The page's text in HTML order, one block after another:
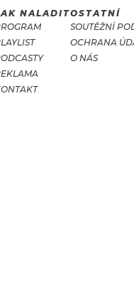
NALADITOSTATNÍ
SOUTĚŽNÍ
OCHRANA
O NÁS